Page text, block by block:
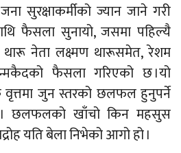
सुरक्षाकर्मीको ज्यान जाने गरी
फैसला सुनायो, जसमा पहिल्यै
नेता लक्ष्मण थारूसमेत, रेशम
फैसला गरिएको छ ।यो
जुन स्तरको छलफल हुनुपर्ने
छ । छलफलको खाँचो किन महसुस
यति बेला निभेको आगो हो ।